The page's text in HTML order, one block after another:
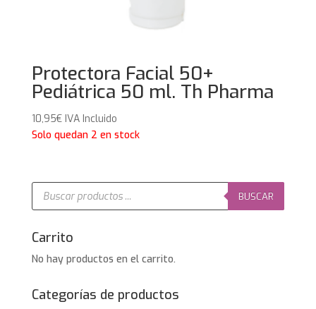
Protectora Facial 50+
Pediátrica 50 ml. Th Pharma
10,95€ IVA Incluido
Solo quedan 2 en stock
Búsqueda
productos
BUSCAR
Carrito
No hay productos en el carrito.
Categorías de productos